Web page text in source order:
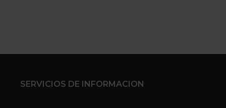
SERVICIOS DE INFORMACION